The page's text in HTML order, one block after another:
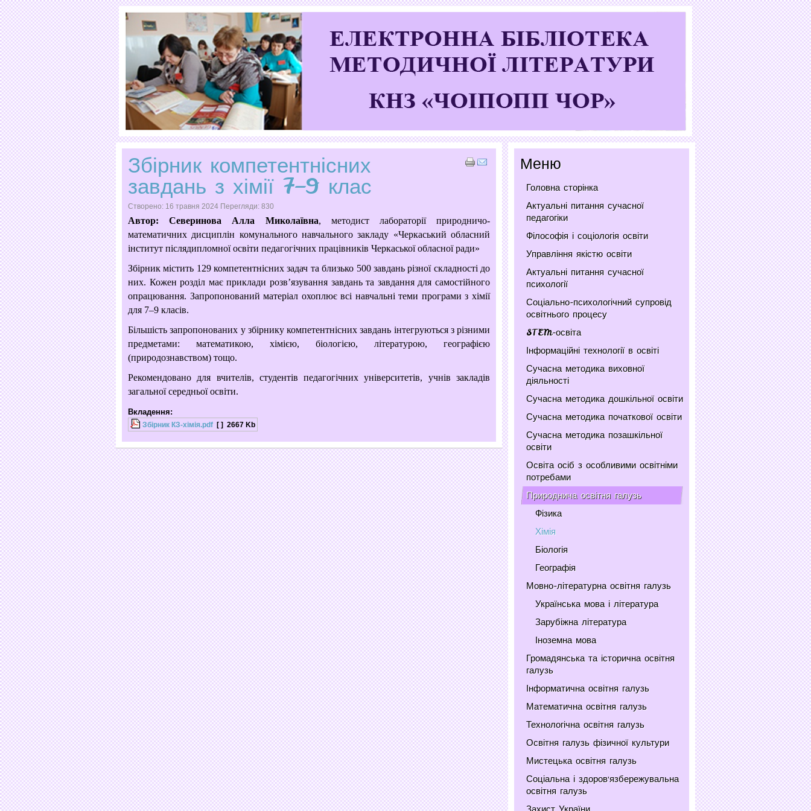
Збірник компетентнісних
завдань з хімії 7–9 клас
Створено: 16 травня 2024 Перегляди: 830
Автор: Северинова Алла Миколаївна, методист лабораторії природничо-
математичних дисциплін комунального навчального закладу «Черкаський обласний
інститут післядипломної освіти педагогічних працівників Черкаської обласної ради»
Збірник містить 129 компетентнісних задач та близько 500 завдань різної складності до
них. Кожен розділ має приклади розв’язування завдань та завдання для самостійного
опрацювання. Запропонований матеріал охоплює всі навчальні теми програми з хімії
для 7–9 класів.
Більшість запропонованих у збірнику компетентнісних завдань інтегруються з різними
предметами: математикою, хімією, біологією, літературою, географією
(природознавством) тощо.
Рекомендовано для вчителів, студентів педагогічних університетів, учнів закладів
загальної середньої освіти.
Вкладення:
Збірник КЗ-хімія.pdf [ ] 2667 Kb
Меню
Головна сторінка
Актуальні питання сучасної
педагогіки
Філософія і соціологія освіти
Управління якістю освіти
Актуальні питання сучасної
психології
Соціально-психологічний супровід
освітнього процесу
STEM-освіта
Інформаційні технології в освіті
Сучасна методика виховної
діяльності
Сучасна методика дошкільної освіти
Сучасна методика початкової освіти
Сучасна методика позашкільної
освіти
Освіта осіб з особливими освітніми
потребами
Природнича освітня галузь
Фізика
Хімія
Біологія
Географія
Мовно-літературна освітня галузь
Українська мова і література
Зарубіжна література
Іноземна мова
Громадянська та історична освітня
галузь
Інформатична освітня галузь
Математична освітня галузь
Технологічна освітня галузь
Освітня галузь фізичної культури
Мистецька освітня галузь
Соціальна і здоров'язбережувальна
освітня галузь